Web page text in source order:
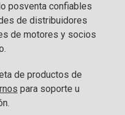
posventa confiables
de distribuidores
de motores y socios
de productos de
para soporte u